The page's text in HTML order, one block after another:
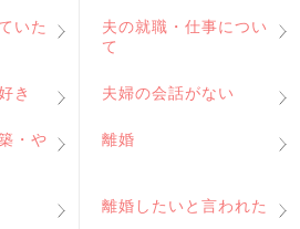
いた
夫の就職・仕事につい
て
き 夫婦の会話がない
・や
離婚
離婚したいと言われた